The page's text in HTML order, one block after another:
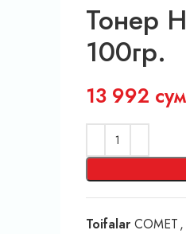
Тонер
100гр.
13 992 сум
Toifalar COMET,